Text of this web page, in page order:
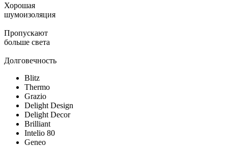
Хорошая
шумоизоляция
Пропускают
больше света
Долговечность
Blitz
Thermo
Grazio
Delight Design
Delight Decor
Brilliant
Intelio 80
Geneo